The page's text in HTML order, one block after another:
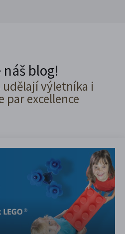
náš blog!
udělají výletníka i
par excellence